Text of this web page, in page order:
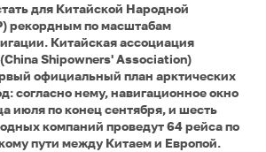
для Китайской Народной
рекордным по масштабам
Китайская ассоциация
Shipowners' Association)
официальный план арктических
согласно нему, навигационное окно
июля по конец сентября, и шесть
компаний проведут 64 рейса по
пути между Китаем и Европой.